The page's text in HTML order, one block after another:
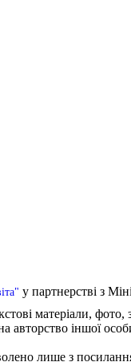
у партнерстві з
матеріали,
авторство іншої
лише з